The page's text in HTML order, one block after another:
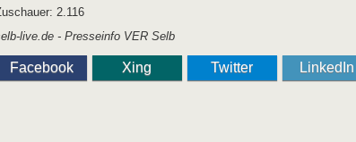
2.116
live.de - Presseinfo VER Selb
Facebook Xing Twitter LinkedIn